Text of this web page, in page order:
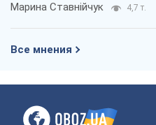
Марина Ставнійчук 4,7 т.
Все мнения